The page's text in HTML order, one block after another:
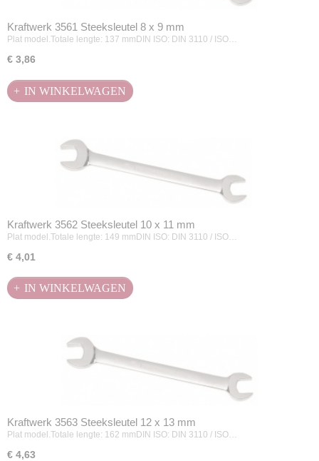
Kraftwerk 3561 Steeksleutel 8 x 9 mm
Plat model.Totale lengte: 137 mmDIN ISO: DIN 3110 / ISO…
€ 3,86
IN WINKELWAGEN
Kraftwerk 3562 Steeksleutel 10 x 11 mm
Plat model.Totale lengte: 149 mmDIN ISO: DIN 3110 / ISO…
€ 4,01
IN WINKELWAGEN
Kraftwerk 3563 Steeksleutel 12 x 13 mm
Plat model.Totale lengte: 162 mmDIN ISO: DIN 3110 / ISO…
€ 4,63